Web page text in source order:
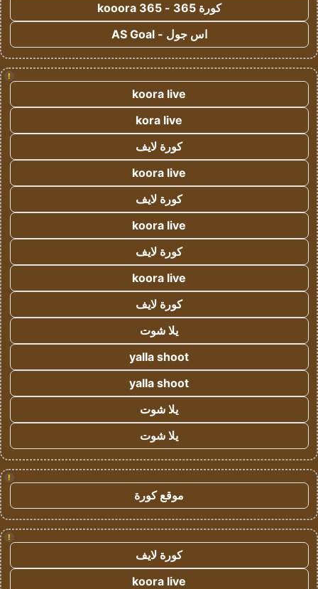
كورة 365 - kooora 365
اس جول - AS Goal
!
koora live
kora live
كورة لايف
koora live
كورة لايف
koora live
كورة لايف
koora live
كورة لايف
يلا شوت
yalla shoot
yalla shoot
يلا شوت
يلا شوت
!
موقع كورة
!
كورة لايف
koora live